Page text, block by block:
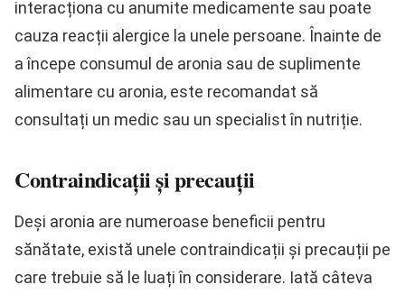
interacționa cu anumite medicamente sau poate
cauza reacții alergice la unele persoane. Înainte de
a începe consumul de aronia sau de suplimente
alimentare cu aronia, este recomandat să
consultați un medic sau un specialist în nutriție.
Contraindicații și precauții
Deși aronia are numeroase beneficii pentru
sănătate, există unele contraindicații și precauții pe
care trebuie să le luați în considerare. Iată câteva